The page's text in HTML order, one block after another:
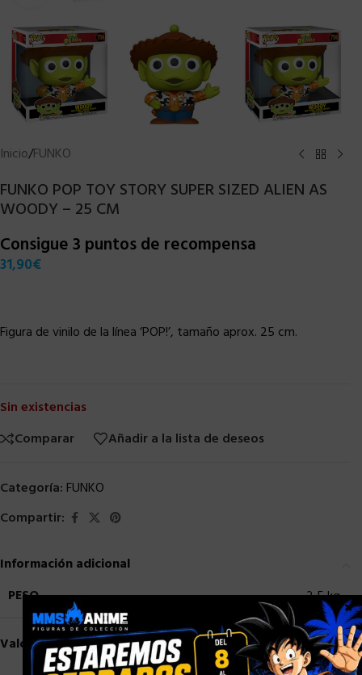
Inicio/FUNKO
FUNKO POP TOY STORY SUPER SIZED ALIEN AS
WOODY – 25 CM
Consigue 3 puntos de recompensa
31,90€
Figura de vinilo de la línea ‘POP!’, tamaño aprox. 25 cm.
Sin existencias
Comparar
Añadir a la lista de deseos
Categoría: FUNKO
Compartir:
Información adicional
PESO
2,5 kg
Valoraciones (0)
×